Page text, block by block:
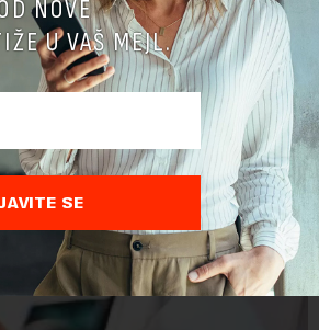
akciza na gorivo
je smanjenje akciza na naftne derivate
avgusta, objavio je danas RTS, a
smanjenje akciza važi do 9. avgusta
NOVE
U VAŠ MEJL.
SE